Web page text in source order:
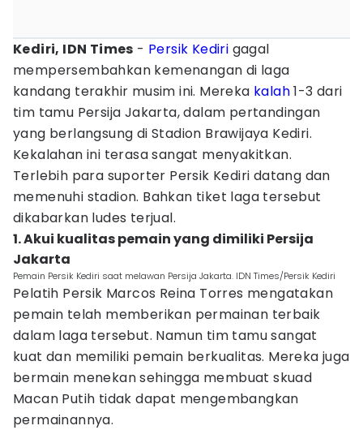
Kediri, IDN Times - Persik Kediri gagal
mempersembahkan kemenangan di laga
kandang terakhir musim ini. Mereka kalah1-3 dari
tim tamu Persija Jakarta, dalam pertandingan
yang berlangsung di Stadion Brawijaya Kediri.
Kekalahan ini terasa sangat menyakitkan.
Terlebih para suporter Persik Kediri datang dan
memenuhi stadion. Bahkan tiket laga tersebut
dikabarkan ludes terjual.
1. Akui kualitas pemain yang dimiliki Persija
Jakarta
Pemain Persik Kediri saat melawan Persija Jakarta. IDN Times/Persik Kediri
Pelatih Persik Marcos Reina Torres mengatakan
pemain telah memberikan permainan terbaik
dalam laga tersebut. Namun tim tamu sangat
kuat dan memiliki pemain berkualitas. Mereka juga
bermain menekan sehingga membuat skuad
Macan Putih tidak dapat mengembangkan
permainannya.